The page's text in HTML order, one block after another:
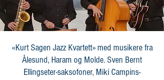
«Kurt Sagen Jazz Kvartett» med musikere fra
Ålesund, Haram og Molde. Sven Bernt
Ellingseter-saksofoner, Miki Campins-